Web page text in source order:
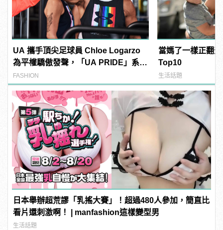
UA 攜手頂尖足球員 Chloe Logarzo
為平權驕傲發聲，「UA PRIDE」系列
全新上市！
FASHION
當媽了一樣正翻
Top10
生活話題
日本舉辦超荒謬「乳搖大賽」！超過480人參加，簡直比
看片還刺激啊！ | manfashion這樣變型男
生活話題